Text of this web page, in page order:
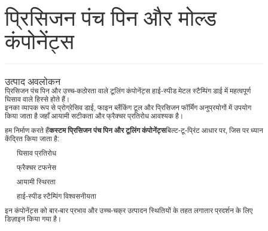
प्रिसिजन पंच पिन और मोल्ड
कंपोनेंट्स
उत्पाद अवलोकन
प्रिसिजन पंच पिन और उच्च-कठोरता वाले टूलिंग कंपोनेंट्स हाई-स्पीड मेटल स्टैम्पिंग डाई में महत्वपूर्ण
घिसाव वाले हिस्से होते हैं।
इनका व्यापक रूप से प्रोग्रेसिव डाई, फाइन ब्लैंकिंग टूल और प्रिसिजन फॉर्मिंग अनुप्रयोगों में उपयोग
किया जाता है जहाँ आयामी सटीकता और फ्रैक्चर प्रतिरोध आवश्यक है।
हम निर्माण करते हैंकस्टम प्रिसिजन पंच पिन और टूलिंग कंपोनेंट्सबिल्ट-टू-प्रिंट आधार पर, जिस पर ध्यान
केंद्रित किया जाता है:
घिसाव प्रतिरोध
फ्रैक्चर टफनेस
आयामी स्थिरता
हाई-स्पीड स्टैम्पिंग विश्वसनीयता
इन कंपोनेंट्स को बार-बार प्रभाव और उच्च-चक्र उत्पादन स्थितियों के तहत लगातार प्रदर्शन के लिए
डिज़ाइन किया गया है।